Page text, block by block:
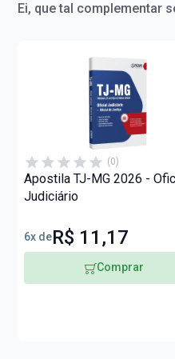
Ei, que tal complementar
(0)
Apostila TJ-MG 2026 -
Judiciário
6x deR$ 11,17
Comprar